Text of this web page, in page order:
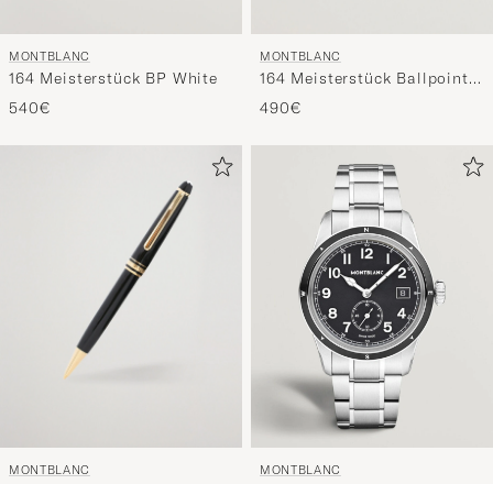
MONTBLANC
164 Meisterstück BP White
540€
MONTBLANC
164 Meisterstück Ballpoint
Pen Black
490€
MONTBLANC MONTBLANC